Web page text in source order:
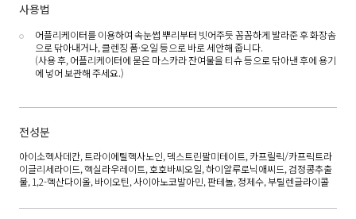
사용법
어플리케이터를 이용하여 속눈썹 뿌리부터 빗어주듯 꼼꼼하게 발라준 후 화장솜
으로 닦아내거나, 클렌징 폼·오일 등으로 바로 세안해 줍니다.
(사용 후, 어플리케이터에 묻은 마스카라 잔여물을 티슈 등으로 닦아낸 후에 용기
에 넣어 보관해 주세요.)
전성분
아이소헥사데칸, 트라이에틸헥사노인, 덱스트린팔미테이트, 카프릴릭/카프릭트라
이글리세라이드, 헥실라우레이트, 호호바씨오일, 하이알루로닉애씨드, 검정콩추출
물, 1,2-헥산다이올, 바이오틴, 사이아노코발아민, 판테놀, 정제수, 부틸렌글라이콜